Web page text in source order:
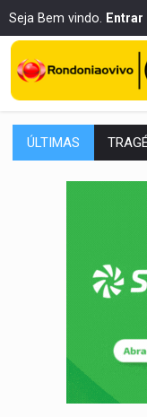
Seja Bem vindo. Entrar
ÚLTIMAS